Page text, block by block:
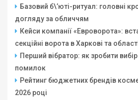
Базовий б\’юті-ритуал: головні
догляду за обличчям
Кейси компанії «Евроворота»:
секційні ворота в Харкові та
Перший вібратор: як зробити
помилок
Рейтинг бюджетних брендів
2026 році